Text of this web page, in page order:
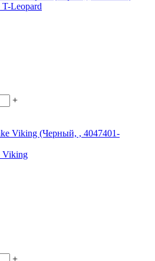
Leopard
+
Viking
+